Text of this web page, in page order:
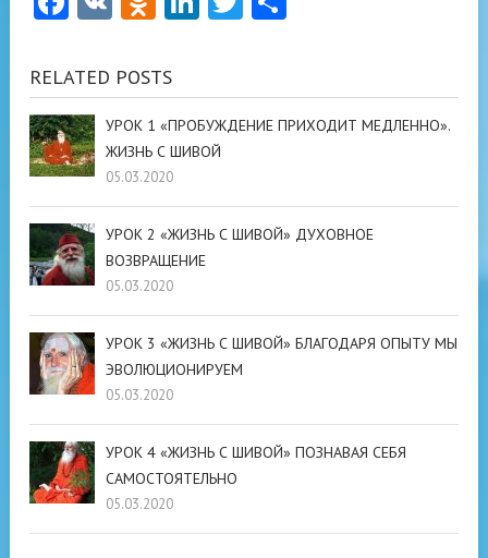
RELATED POSTS
УРОК 1 «ПРОБУЖДЕНИЕ ПРИХОДИТ МЕДЛЕННО».
ЖИЗНЬ С ШИВОЙ
05.03.2020
УРОК 2 «ЖИЗНЬ С ШИВОЙ» ДУХОВНОЕ
ВОЗВРАЩЕНИЕ
05.03.2020
УРОК 3 «ЖИЗНЬ С ШИВОЙ» БЛАГОДАРЯ ОПЫТУ МЫ
ЭВОЛЮЦИОНИРУЕМ
05.03.2020
УРОК 4 «ЖИЗНЬ С ШИВОЙ» ПОЗНАВАЯ СЕБЯ
САМОСТОЯТЕЛЬНО
05.03.2020